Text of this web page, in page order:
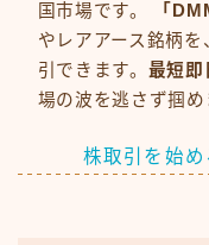
国市場です。
「
やレアアース銘柄
引できます。 最短即
場の波を逃さず掴め
株取引を始